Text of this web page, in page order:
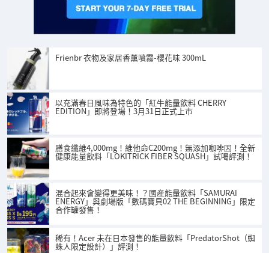
Frienbr 衣物及家居香薰噴霧-櫻花味 300mL
以充滿春日風味為特色的「紅牛能量飲料 CHERRY
EDITION」即將登場！3月31日正式上市
膳食纖維4,000mg！維他命C200mg！無添加咖啡因！全新
健康能量飲料「LOKITRICK FIBER SQUASH」試喝評測！
混合起來會變得更美味！？國産能量飲料「SAMURAI
ENERGY」與劇場版「數碼寶貝02 THE BEGINNING」限定
合作罐發售！
稀有！Acer 未在日本發售的能量飲料「PredatorShot（蜘
蛛人限定設計）」評測！